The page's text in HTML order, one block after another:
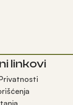
linkovi